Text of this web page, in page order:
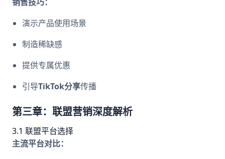
演示产品使用场景
制造稀缺感
提供专属优惠
引导TikTok分享传播
第三章：联盟营销深度解析
3.1 联盟平台选择
主流平台对比：